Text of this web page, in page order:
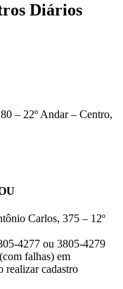
Diários
– 22º Andar – Centro,
Carlos, 375 – 12º
4277 ou 3805-4279
falhas) em
realizar cadastro